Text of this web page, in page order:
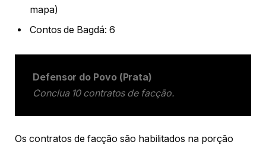
mapa)
Contos de Bagdá: 6
Defensor do Povo (Prata)
Conclua 10 contratos de facção.
Os contratos de facção são habilitados na porção